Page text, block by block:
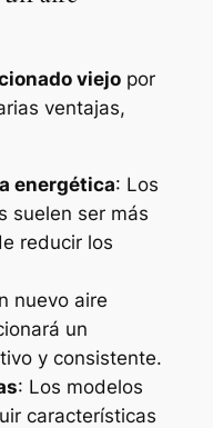
viejopor
ventajas,
energética: Los
suelen ser más
reducir los
nuevo aire
un
y consistente.
: Los modelos
características